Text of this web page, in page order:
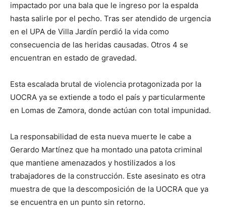
impactado por una bala que le ingreso por la espalda
hasta salirle por el pecho. Tras ser atendido de urgencia
en el UPA de Villa Jardín perdió la vida como
consecuencia de las heridas causadas. Otros 4 se
encuentran en estado de gravedad.
Esta escalada brutal de violencia protagonizada por la
UOCRA ya se extiende a todo el país y particularmente
en Lomas de Zamora, donde actúan con total impunidad.
La responsabilidad de esta nueva muerte le cabe a
Gerardo Martínez que ha montado una patota criminal
que mantiene amenazados y hostilizados a los
trabajadores de la construcción. Este asesinato es otra
muestra de que la descomposición de la UOCRA que ya
se encuentra en un punto sin retorno.